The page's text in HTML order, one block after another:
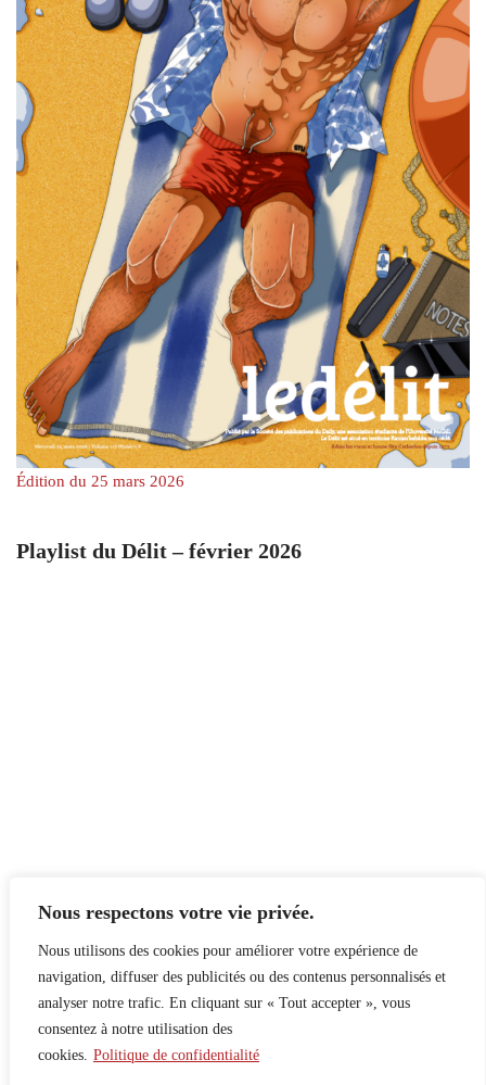
Nous respectons votre vie privée.
Nous utilisons des cookies pour améliorer votre expérience de
navigation, diffuser des publicités ou des contenus personnalisés et
analyser notre trafic. En cliquant sur « Tout accepter », vous
consentez à notre utilisation des
cookies. Politique de confidentialité
Édition du 25 mars 2026
Playlist du Délit – février 2026